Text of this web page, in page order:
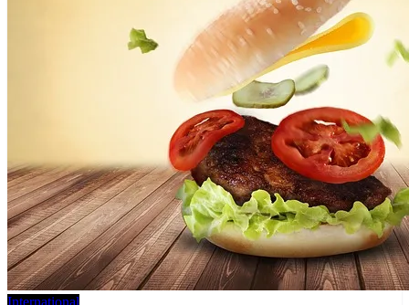
International